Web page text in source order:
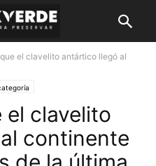
el clavelito antártico llegó al
el clavelito
continente